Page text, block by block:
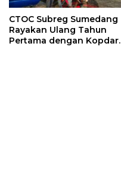
CTOC Subreg Sumedang
Rayakan Ulang Tahun
Pertama dengan Kopdar